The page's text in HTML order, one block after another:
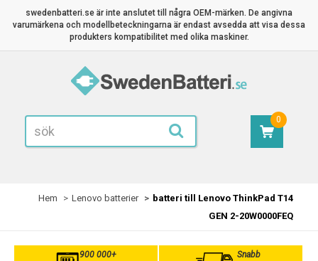
swedenbatteri.se är inte anslutet till några OEM-märken. De angivna
varumärkena och modellbeteckningarna är endast avsedda att visa dessa
produkters kompatibilitet med olika maskiner.
0
Hem Lenovo batterier
batteri till Lenovo ThinkPad T14
GEN 2-20W0000FEQ
900 000+
Snabb